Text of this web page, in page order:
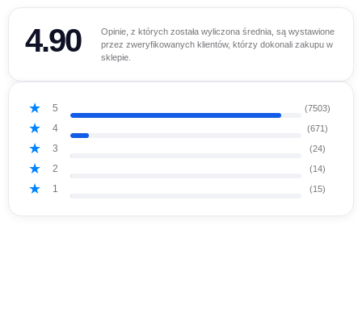
4.90
Opinie, z których została wyliczona średnia, są wystawione
przez zweryfikowanych klientów, którzy dokonali zakupu w
sklepie.
5 (7503)
4 (671)
3 (24)
2 (14)
1 (15)